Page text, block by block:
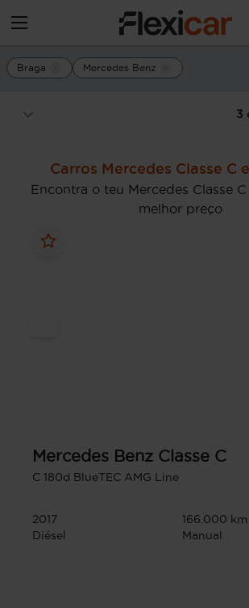
Braga Mercedes Benz
3
Carros Mercedes Classe C
Encontra o teu Mercedes Classe
melhor preço
Mercedes Benz Classe C
C 180d BlueTEC AMG Line
2017
166.000 km
Diésel
Manual